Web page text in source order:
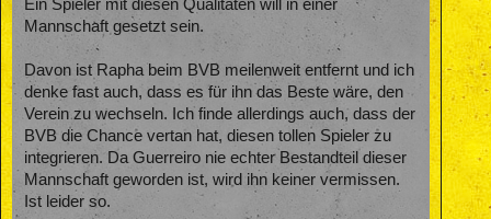
Ein Spieler mit diesen Qualitäten will in einer
Mannschaft gesetzt sein.
Davon ist Rapha beim BVB meilenweit entfernt und ich
denke fast auch, dass es für ihn das Beste wäre, den
Verein zu wechseln. Ich finde allerdings auch, dass der
BVB die Chance vertan hat, diesen tollen Spieler zu
integrieren. Da Guerreiro nie echter Bestandteil dieser
Mannschaft geworden ist, wird ihn keiner vermissen.
Ist leider so.